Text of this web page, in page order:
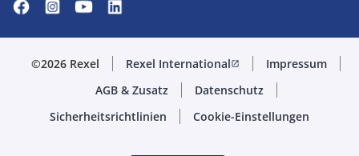
©2026 Rexel Rexel Internationalopen_in_new
Impressum
AGB & Zusatz
Datenschutz
Sicherheitsrichtlinien
Cookie-Einstellungen